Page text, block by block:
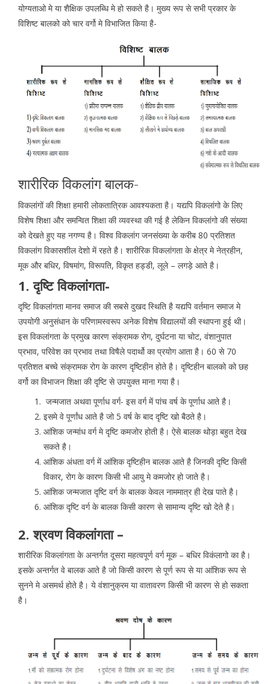
योग्यताओ मे या शैक्षिक उपलब्धि मे हो सकते है। मुख्य रूप से सभी प्रकार के
विशिष्ट बालको को चार वर्गो मे विभाजित किया है-
शारीरिक विकलांग बालक-
विकलांगों की शिक्षा हमारी लोकतात्रिक आवश्यकता है। यद्यपि विकलांगो के लिए
विशेष शिक्षा और समन्वित शिक्षा की व्यवस्था की गई है लेकिन विकलांगो की संख्या
को देखते हुए यह नगण्य है। विश्व विकलांग जनसंख्या के करीब 80 प्रतिशत
विकलांग विकासशील देशो में रहते है। शारीरिक विकलांगता के क्षेत्र मे नेत्रहीन,
मूक और बधिर, विषमांग, विरूपति, विकृत हड्डी, लूले – लगड़े आते है।
1. दृष्टि विकलांगता-
दृष्टि विकलांगता मानव समाज की सबसे दुखद स्थिति है यद्यपि वर्तमान समाज मे
उपयोगी अनुसंधान के परिणामस्वरूप अनेक विशेष विद्यालयों की स्थापना हुई थी।
इस विकलांगता के प्रमुख कारण संक्रामक रोग, दुर्घटना या चोट, वंशानुपात
प्रभाव, परिवेश का प्रभाव तथा विषैले पदार्थो का प्रयोग आता है। 60 से 70
प्रतिशत बच्चे संक्रामक रोग के कारण दृष्टिहीन होते है। दृष्टिहीन बालको को छह
वर्गो का विभाजन शिक्षा की दृष्टि से उपयुक्त माना गया है।
जन्मजात अथवा पूर्णाध वर्ग- इस वर्ग में पांच वर्ष के पूर्णाध आते है।
इसमे वे पूर्णांध आते है जो 5 वर्ष के बाद दृष्टि खो बैठते है।
आंशिक जन्मांध वर्ग मे दृष्टि कमजोर होती है। ऐसे बालक थोड़ा बहुत देख
सकते है।
आंशिक अंधता वर्ग में आंशिक दृष्टिहीन बालक आते है जिनकी दृष्टि किसी
विकार, रोग के कारण किसी भी आयु मे कमजोर हो जाते है।
आंशिक जन्मजात दृष्टि वर्ग के बालक केवल नाममात्र ही देख पाते है।
आंशिक दृष्टि वर्ग के बालक किसी कारण से सामान्य दृष्टि खो देते है।
2. श्रवण विकलांगता –
शारीरिक विकलांगता के अन्तर्गत दूसरा महत्वपूर्ण वर्ग मूक – बधिर विकंलागो का है।
इसके अन्तर्गत वे बालक आते है जो किसी कारण से पूर्ण रूप से या आंशिक रूप से
सुनने मे असमर्थ होते है। ये वंशानुक्रम या वातावरण किसी भी कारण से हो सकता
है।